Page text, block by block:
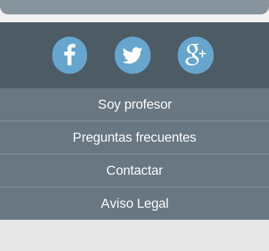
Soy profesor
Preguntas frecuentes
Contactar
Aviso Legal